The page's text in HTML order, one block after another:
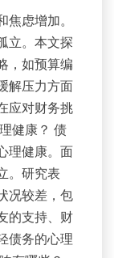
虑增加。
立。本文探
，如预算编
解压力方面
应对财务挑
健康？ 债
理健康。面
。研究表
况较差，包
的支持、财
债务的心理